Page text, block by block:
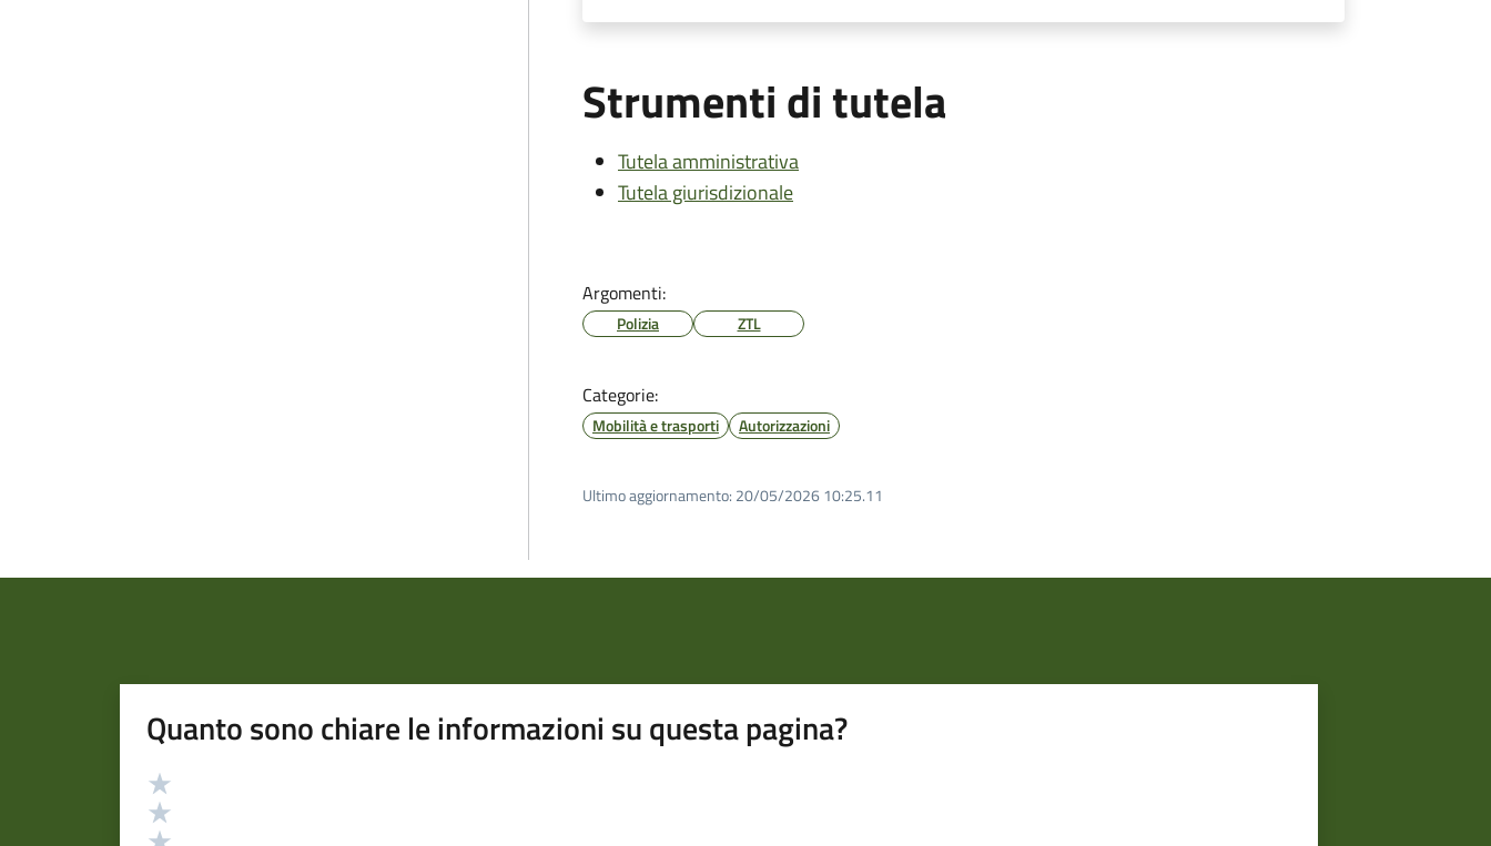
Strumenti di tutela
Tutela amministrativa
Tutela giurisdizionale
Argomenti:
Polizia ZTL
Categorie:
Mobilità e trasporti Autorizzazioni
Ultimo aggiornamento: 20/05/2026 10:25.11
Quanto sono chiare le informazioni su questa pagina?
Valutazione